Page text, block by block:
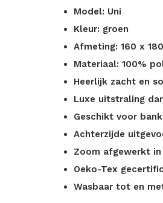
Model: Uni
Kleur: groen
Afmeting: 160 x
Materiaal: 100%
Heerlijk zacht en
Luxe uitstraling
Geschikt voor
Achterzijde
Zoom afgewerkt
Oeko-Tex
Wasbaar tot en